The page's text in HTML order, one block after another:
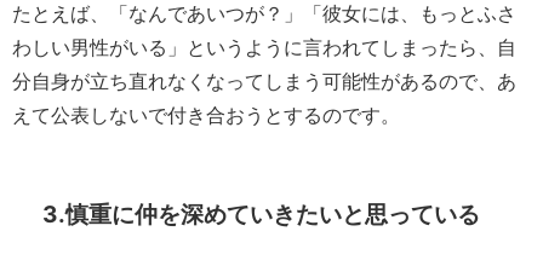
たとえば、「なんであいつが？」「彼女には、もっとふさ
わしい男性がいる」というように言われてしまったら、自
分自身が立ち直れなくなってしまう可能性があるので、あ
えて公表しないで付き合おうとするのです。
3.慎重に仲を深めていきたいと思っている